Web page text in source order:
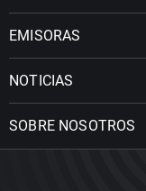
EMISORAS
NOTICIAS
SOBRE NOSOTROS